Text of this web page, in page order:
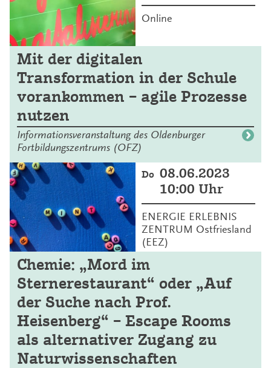
Online
Mit der digitalen
Transformation in der Schule
vorankommen – agile Prozesse
nutzen
Informationsveranstaltung des Oldenburger
Fortbildungszentrums (OFZ)
Do 08.06.2023
10:00 Uhr
ENERGIE ERLEBNIS
ZENTRUM Ostfriesland
(EEZ)
Chemie: „Mord im
Sternerestaurant“ oder „Auf
der Suche nach Prof.
Heisenberg“ – Escape Rooms
als alternativer Zugang zu
Naturwissenschaften